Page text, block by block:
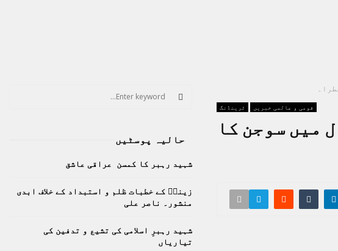
ٹرینڈنگ قومی و عالمی خبریں
میں سوجن کا
f
r
:
E
A
R
H
حالیہ پوسٹیں
شہید رہبر کا کمسن عراقی عاشق
زینبؑ کے خطبات ظلم و استبداد کے خلاف ابدی
منشور۔ ناصر علی
شہید رہبرِ اسلامی کی تشیع و تدفین کی
تیاریاں